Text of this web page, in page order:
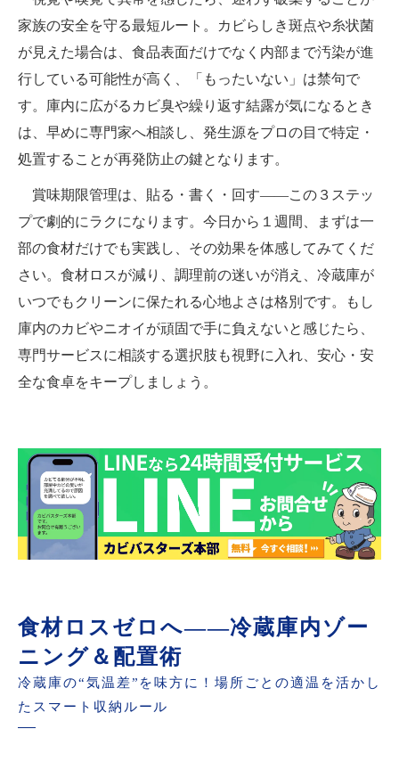
家族の安全を守る最短ルート。カビらしき斑点や糸状菌
が見えた場合は、食品表面だけでなく内部まで汚染が進
行している可能性が高く、「もったいない」は禁句で
す。庫内に広がるカビ臭や繰り返す結露が気になるとき
は、早めに専門家へ相談し、発生源をプロの目で特定・
処置することが再発防止の鍵となります。
賞味期限管理は、貼る・書く・回す――この３ステッ
プで劇的にラクになります。今日から１週間、まずは一
部の食材だけでも実践し、その効果を体感してみてくだ
さい。食材ロスが減り、調理前の迷いが消え、冷蔵庫が
いつでもクリーンに保たれる心地よさは格別です。もし
庫内のカビやニオイが頑固で手に負えないと感じたら、
専門サービスに相談する選択肢も視野に入れ、安心・安
全な食卓をキープしましょう。
食材ロスゼロへ――冷蔵庫内ゾー
ニング＆配置術
冷蔵庫の“気温差”を味方に！場所ごとの適温を活かし
たスマート収納ルール